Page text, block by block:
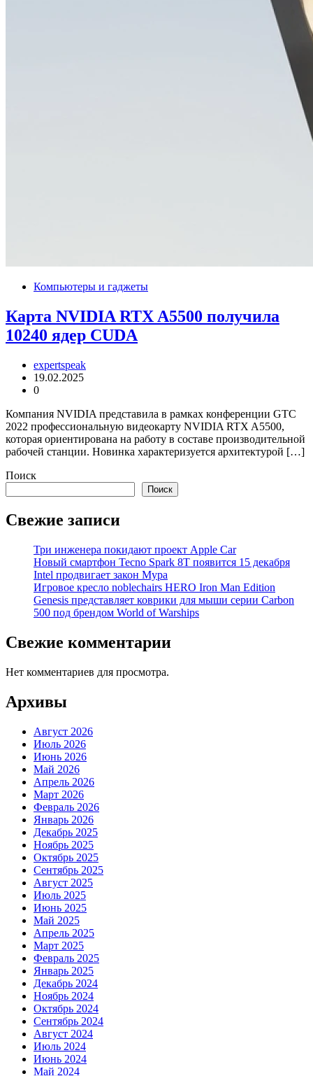
Компьютеры и гаджеты
Карта NVIDIA RTX A5500 получила
10240 ядер CUDA
expertspeak
19.02.2025
0
Компания NVIDIA представила в рамках конференции GTC
2022 профессиональную видеокарту NVIDIA RTX A5500,
которая ориентирована на работу в составе производительной
рабочей станции. Новинка характеризуется архитектурой […]
Поиск
Поиск
Свежие записи
Три инженера покидают проект Apple Car
Новый смартфон Tecno Spark 8T появится 15 декабря
Intel продвигает закон Мура
Игровое кресло noblechairs HERO Iron Man Edition
Genesis представляет коврики для мыши серии Carbon
500 под брендом World of Warships
Свежие комментарии
Нет комментариев для просмотра.
Архивы
Август 2026
Июль 2026
Июнь 2026
Май 2026
Апрель 2026
Март 2026
Февраль 2026
Январь 2026
Декабрь 2025
Ноябрь 2025
Октябрь 2025
Сентябрь 2025
Август 2025
Июль 2025
Июнь 2025
Май 2025
Апрель 2025
Март 2025
Февраль 2025
Январь 2025
Декабрь 2024
Ноябрь 2024
Октябрь 2024
Сентябрь 2024
Август 2024
Июль 2024
Июнь 2024
Май 2024